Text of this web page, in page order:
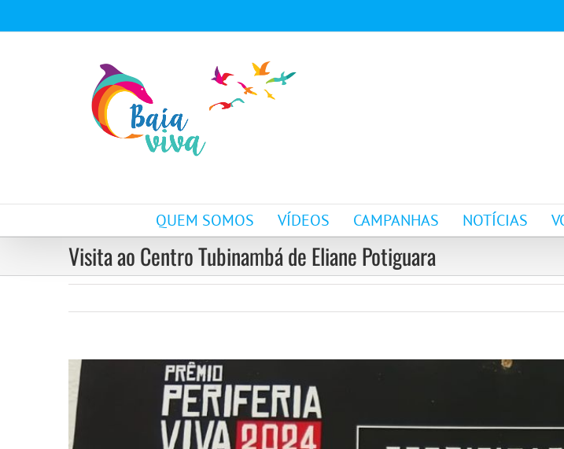
para
QUEM SOMOS VÍDEOS CAMPANHAS NOTÍCIAS
Visita ao Centro Tubinambá de Eliane Potiguara
View
Larger
Image